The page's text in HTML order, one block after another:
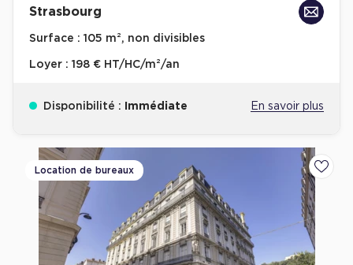
Strasbourg
Surface : 105 m², non divisibles
Loyer : 198 € HT/HC/m²/an
Disponibilité : Immédiate En savoir plus
Location de bureaux